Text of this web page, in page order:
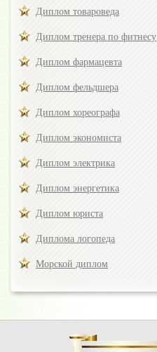
Диплом товароведа
Диплом тренера по фитнесу
Диплом фармацевта
Диплом фельдшера
Диплом хореографа
Диплом экономиста
Диплом электрика
Диплом энергетика
Диплом юриста
Диплома логопеда
Морской диплом